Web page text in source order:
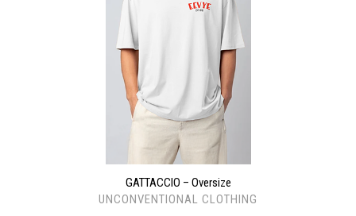
GATTACCIO – Oversize
UNCONVENTIONAL CLOTHING